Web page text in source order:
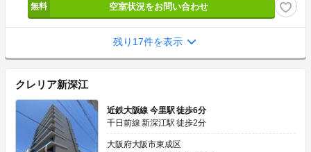
空室状況をお問い合わせ
残り17件を表示
クレリア新深江
近鉄大阪線 今里駅 徒歩6分
千日前線 新深江駅 徒歩2分
大阪府大阪市東成区